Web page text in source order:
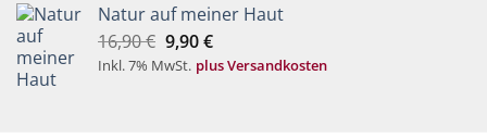
Natur auf meiner Haut
16,90€ Ursprünglicher
Preis
9,90€Aktueller
Preis
Inkl. 7% MwSt. plus Versandkosten